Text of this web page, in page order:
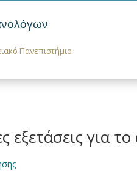
Πανεπιστήμιο
εξετάσεις για